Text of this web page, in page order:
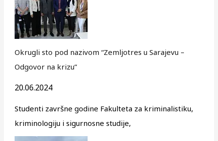
Okrugli sto pod nazivom “Zemljotres u Sarajevu –
Odgovor na krizu”
20.06.2024
Studenti završne godine Fakulteta za kriminalistiku,
kriminologiju i sigurnosne studije,